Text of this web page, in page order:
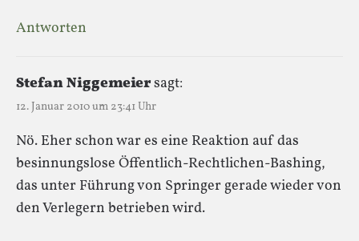
Antworten
Stefan Niggemeiersagt:
12. Januar 2010 um 23:41 Uhr
Nö. Eher schon war es eine Reaktion auf das
besinnungslose Öffentlich-Rechtlichen-Bashing,
das unter Führung von Springer gerade wieder von
den Verlegern betrieben wird.